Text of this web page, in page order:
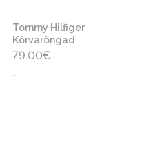
Tommy Hilfiger
Kõrvarõngad
79.00€
-